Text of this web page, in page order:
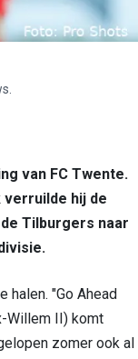
van FC Twente.
verruilde hij de
Tilburgers naar
halen. "Go Ahead
Willem II) komt
zomer ook al